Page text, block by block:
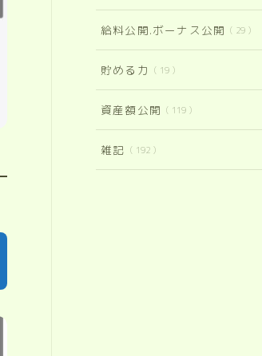
給料公開.ボーナス公開 29
貯める力 19
資産額公開 119
雑記 192